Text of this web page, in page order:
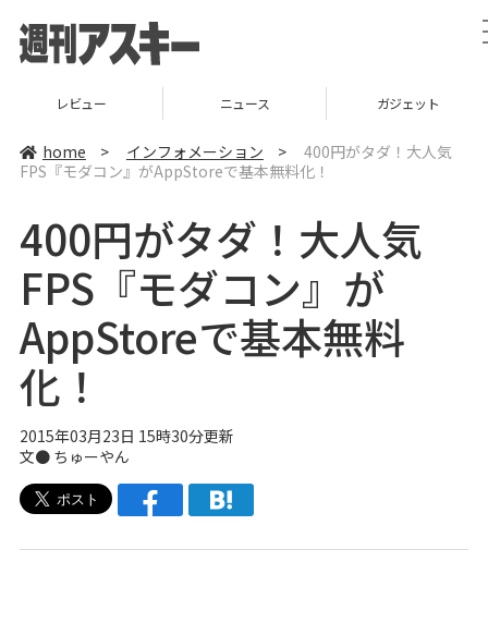
レビュー ニュース ガジェット
home > インフォメーション >
400円がタダ！大人気
FPS『モダコン』がAppStoreで基本無料化！
400円がタダ！大人気
FPS『モダコン』が
AppStoreで基本無料
化！
2015年03月23日 15時30分更新
文● ちゅーやん